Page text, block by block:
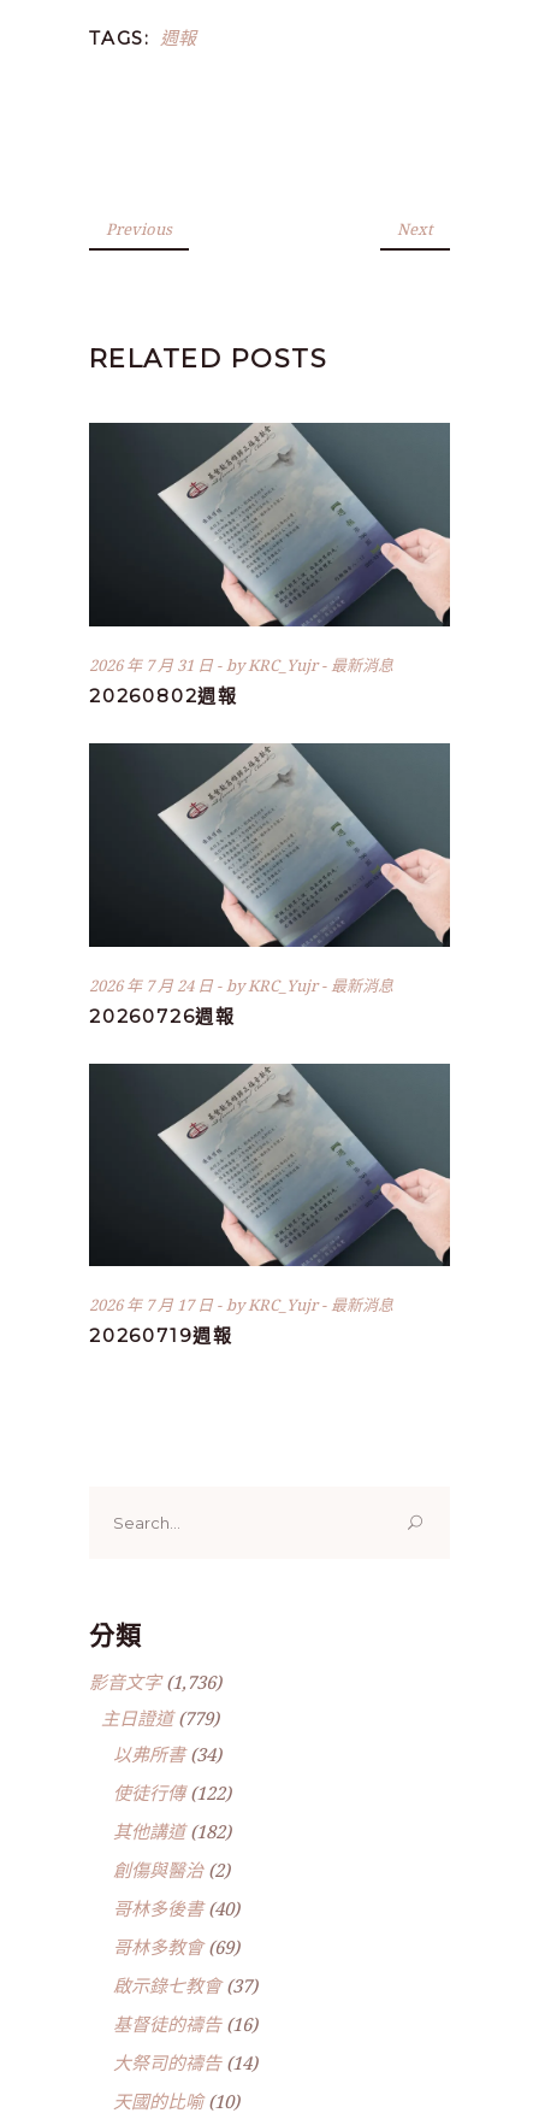
TAGS: 週報
Previous Next
RELATED POSTS
2026 年 7 月 31 日 byKRC_Yujr 最新消息
20260802週報
2026 年 7 月 24 日 byKRC_Yujr 最新消息
20260726週報
2026 年 7 月 17 日 byKRC_Yujr 最新消息
20260719週報
for:
分類
影音文字(1,736)
主日證道(779)
以弗所書(34)
使徒行傳(122)
其他講道(182)
創傷與醫治(2)
哥林多後書(40)
哥林多教會(69)
啟示錄七教會(37)
基督徒的禱告(16)
大祭司的禱告(14)
天國的比喻(10)